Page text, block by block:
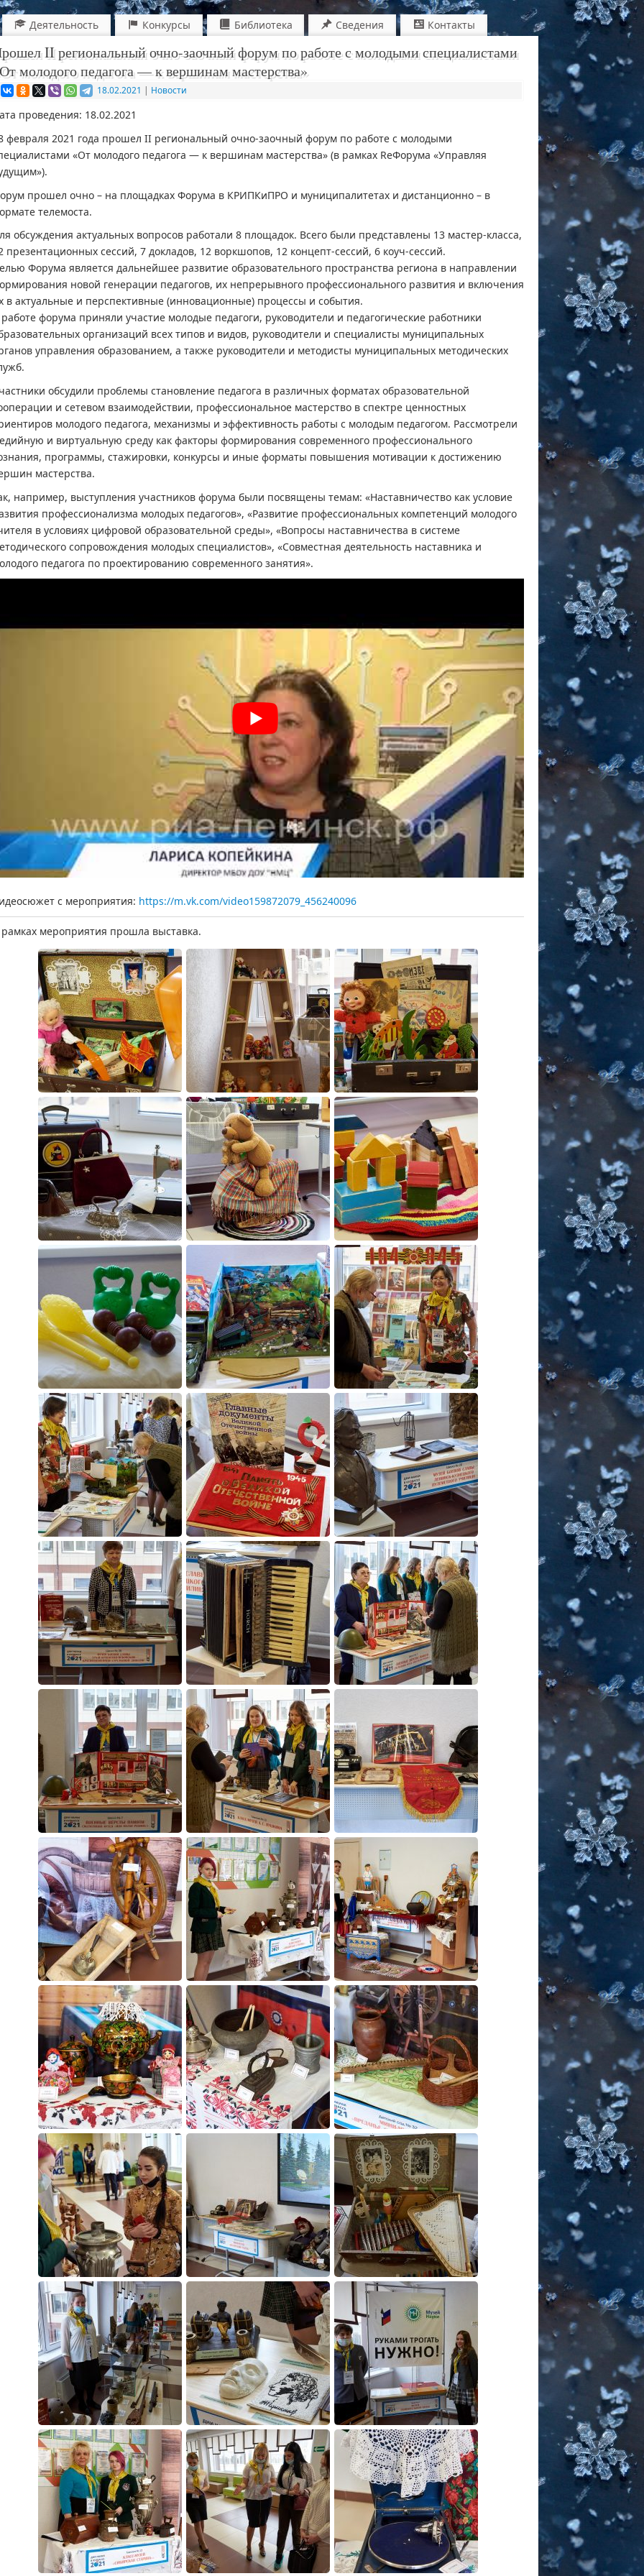
Деятельность Конкурсы Библиотека Сведения Контакты
II региональный очно-заочный форум по работе с молодыми специалистами
молодого педагога — к вершинам мастерства»
18.02.2021 | Новости
проведения: 18.02.2021
февраля 2021 года прошел II региональный очно-заочный форум по работе с молодыми
«От молодого педагога — к вершинам мастерства» (в рамках ReФорума «Управляя
прошел очно – на площадках Форума в КРИПКиПРО и муниципалитетах и дистанционно – в
телемоста.
обсуждения актуальных вопросов работали 8 площадок. Всего были представлены 13 мастер-класса,
презентационных сессий, 7 докладов, 12 воркшопов, 12 концепт-сессий, 6 коуч-сессий.
Форума является дальнейшее развитие образовательного пространства региона в направлении
новой генерации педагогов, их непрерывного профессионального развития и включения
в актуальные и перспективные (инновационные) процессы и события.
форума приняли участие молодые педагоги, руководители и педагогические работники
организаций всех типов и видов, руководители и специалисты муниципальных
управления образованием, а также руководители и методисты муниципальных методических
обсудили проблемы становление педагога в различных форматах образовательной
и сетевом взаимодействии, профессиональное мастерство в спектре ценностных
молодого педагога, механизмы и эффективность работы с молодым педагогом. Рассмотрели
и виртуальную среду как факторы формирования современного профессионального
программы, стажировки, конкурсы и иные форматы повышения мотивации к достижению
мастерства.
например, выступления участников форума были посвящены темам: «Наставничество как условие
профессионализма молодых педагогов», «Развитие профессиональных компетенций молодого
в условиях цифровой образовательной среды», «Вопросы наставничества в системе
сопровождения молодых специалистов», «Совместная деятельность наставника и
педагога по проектированию современного занятия».
с мероприятия: https://m.vk.com/video159872079_456240096
мероприятия прошла выставка.